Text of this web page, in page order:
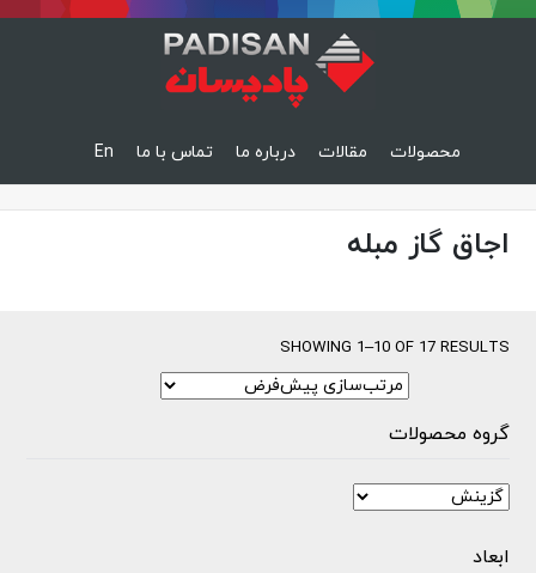
محصولات مقالات درباره ما تماس با ما En
اجاق گاز مبله
SHOWING 1–10 OF 17 RESULTS
گروه محصولات
ابعاد